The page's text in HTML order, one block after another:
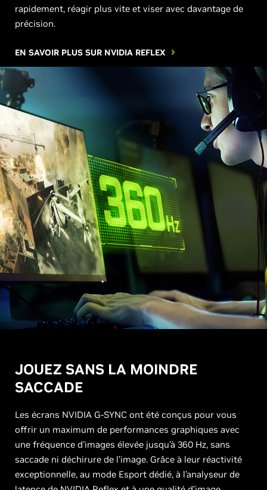
rapidement, réagir plus vite et viser avec davantage de
précision.
EN SAVOIR PLUS SUR NVIDIA REFLEX
JOUEZ SANS LA MOINDRE
SACCADE
Les écrans NVIDIA G-SYNC ont été conçus pour vous
offrir un maximum de performances graphiques avec
une fréquence d’images élevée jusqu’à 360 Hz, sans
saccade ni déchirure de l’image. Grâce à leur réactivité
exceptionnelle, au mode Esport dédié, à l’analyseur de